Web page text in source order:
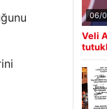
06/
Veli